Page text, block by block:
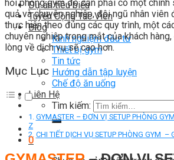
Dự án tiêu biểu
Tuyển Cộng Tác Viên
Blog
Kinh nghiệm đầu tư
Thiết bị gym
Tin tức
Hướng dẫn tập luyện
Chế độ ăn uống
Liên Hệ
Tìm kiếm:
0
hỏi phòng gym đó cần phải có một chính
quả và chuyên nghiệp, đội ngũ nhân
thực hiện theo đúng các quy trình, một
chuyên nghiệp trong mắt của khách
lòng về dịch vụ sẽ cao hơn.
Mục Lục
GYMASTER – ĐƠN VỊ SETUP PHÒNG
Z
CHI TIẾT DỊCH VỤ SETUP PHÒNG GYM –